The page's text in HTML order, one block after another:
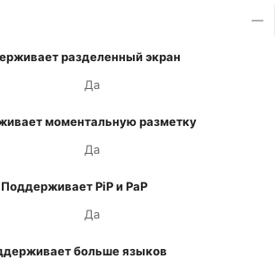
—
разделенный экран
Да
моментальную разметку
Да
Поддерживает PiP и PaP
Да
больше языков